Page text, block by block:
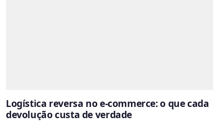
Logística reversa no e-commerce: o que cada
devolução custa de verdade